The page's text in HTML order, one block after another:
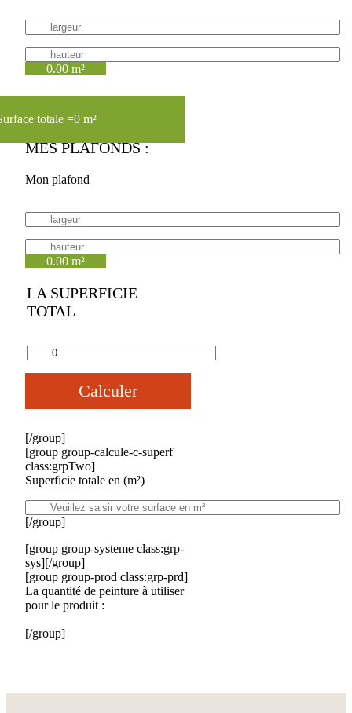
0.00 m²
totale =0 m²
MES PLAFONDS :
Mon plafond
0.00 m²
LA SUPERFICIE
TOTAL
Calculer
[/group]
[group group-calcule-c-superf
class:grpTwo]
Superficie totale en (m²)
[/group]
[group group-systeme class:grp-
sys][/group]
[group group-prod class:grp-prd]
La quantité de peinture à utiliser
pour le produit :
[/group]